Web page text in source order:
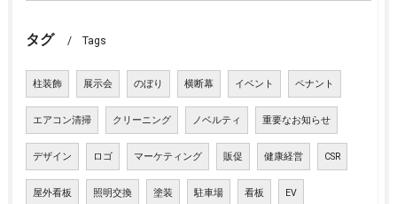
タグ Tags
柱装飾 展示会 のぼり 横断幕 イベント ペナント
エアコン清掃 クリーニング ノベルティ 重要なお知らせ
デザイン ロゴ マーケティング 販促 健康経営 CSR
屋外看板 照明交換 塗装 駐車場 看板 EV